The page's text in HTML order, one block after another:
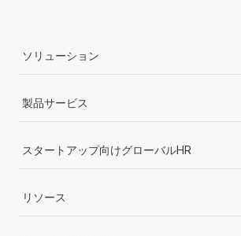
ソリューション
製品サービス
スタートアップ向けグローバルHR
リソース